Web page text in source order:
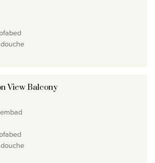
View Balcony